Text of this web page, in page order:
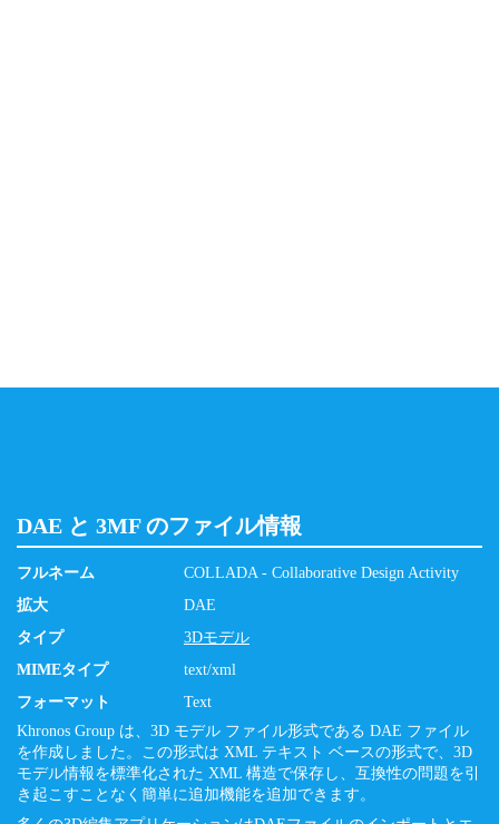
DAE と 3MF のファイル情報
フルネーム
COLLADA - Collaborative Design Activity
拡大
DAE
タイプ
3Dモデル
MIMEタイプ
text/xml
フォーマット
Text
Khronos Group は、3D モデル ファイル形式である DAE ファイル
を作成しました。この形式は XML テキスト ベースの形式で、3D
モデル情報を標準化された XML 構造で保存し、互換性の問題を引
き起こすことなく簡単に追加機能を追加できます。